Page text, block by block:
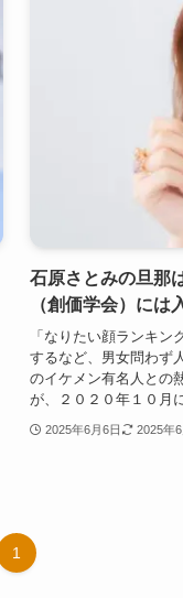
石原さとみの旦那
（創価学会）には
「なりたい顔ランキ
するなど、男女問わず
のイケメン有名人との
が、２０２０年１０月
2025年6月6日 2025年
1